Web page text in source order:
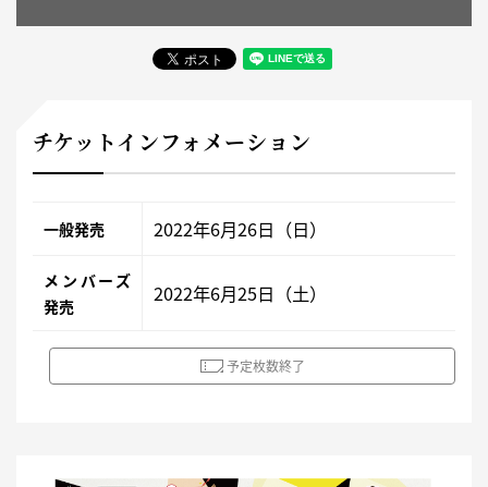
チケットインフォメーション
一般発売 2022年6月26日（日）
メンバーズ
発売
2022年6月25日（土）
予定枚数終了